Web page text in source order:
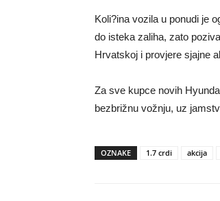
Koli?ina vozila u ponudi je
do isteka zaliha, zato
Hrvatskoj i provjere sjajne
Za sve kupce novih
bezbrižnu vožnju, uz
OZNAKE 1.7 crdi akcija